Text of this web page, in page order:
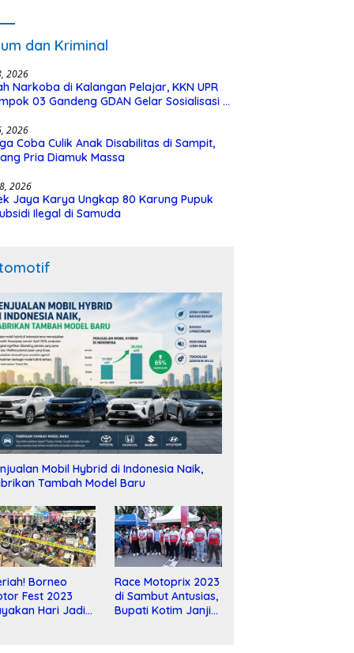
dan Kriminal
2026
Narkoba di Kalangan Pelajar, KKN UPR
03 Gandeng GDAN Gelar Sosialisasi di
2026
Coba Culik Anak Disabilitas di Sampit,
Pria Diamuk Massa
2026
Jaya Karya Ungkap 80 Karung Pupuk
Ilegal di Samuda
Mobil Hybrid di Indonesia Naik,
Tambah Model Baru
Borneo
Fest 2023
Hari Jadi
Race Motoprix 2023
di Sambut Antusias,
Bupati Kotim Janji